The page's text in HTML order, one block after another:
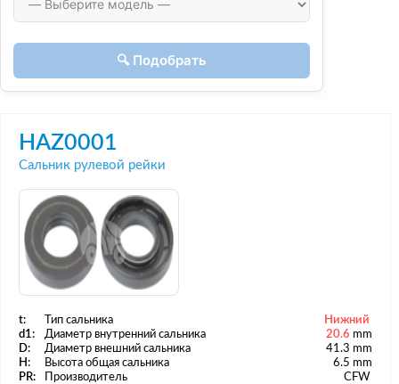
🔍 Подобрать
HAZ0001
Сальник рулевой рейки
t: Тип сальника
Нижний
d1:
Диаметр внутренний сальника 20.6 mm
D:
Диаметр внешний сальника
41.3 mm
H:
Высота общая сальника
6.5 mm
PR:
Производитель
CFW